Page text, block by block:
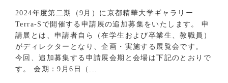
2024年度第二期（9月）に京都精華大学ギャラリー
Terra-Sで開催する申請展の追加募集をいたします。 申
請展とは、申請者自ら（在学生および卒業生、教職員）
がディレクターとなり、企画・実施する展覧会です。
今回、追加募集する申請展会期と会場は下記のとおりで
す。 会期：9月6日（...